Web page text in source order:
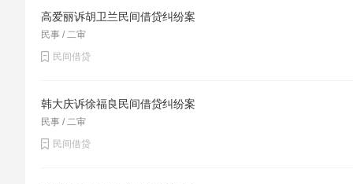
高爱丽诉胡卫兰民间借贷纠纷案
民事 / 二审
民间借贷
韩大庆诉徐福良民间借贷纠纷案
民事 / 二审
民间借贷